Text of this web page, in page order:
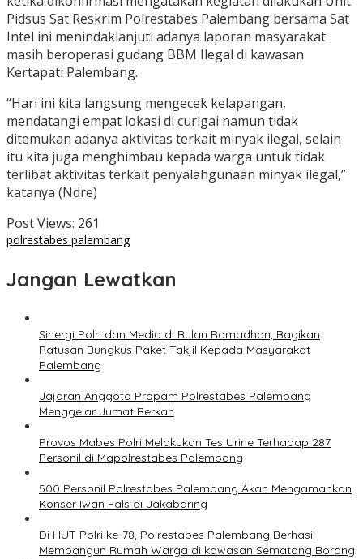
Pidsus Sat Reskrim Polrestabes Palembang bersama Sat
Intel ini menindaklanjuti adanya laporan masyarakat
masih beroperasi gudang BBM Ilegal di kawasan
Kertapati Palembang.
“Hari ini kita langsung mengecek kelapangan,
mendatangi empat lokasi di curigai namun tidak
ditemukan adanya aktivitas terkait minyak ilegal, selain
itu kita juga menghimbau kepada warga untuk tidak
terlibat aktivitas terkait penyalahgunaan minyak ilegal,”
katanya (Ndre)
Post Views: 261
polrestabes palembang
Jangan Lewatkan
Sinergi Polri dan Media di Bulan Ramadhan, Bagikan
Ratusan Bungkus Paket Takjil Kepada Masyarakat
Palembang
Jajaran Anggota Propam Polrestabes Palembang
Menggelar Jumat Berkah
Provos Mabes Polri Melakukan Tes Urine Terhadap 287
Personil di Mapolrestabes Palembang
500 Personil Polrestabes Palembang Akan Mengamankan
Konser Iwan Fals di Jakabaring
Di HUT Polri ke-78, Polrestabes Palembang Berhasil
Membangun Rumah Warga di kawasan Sematang Borang